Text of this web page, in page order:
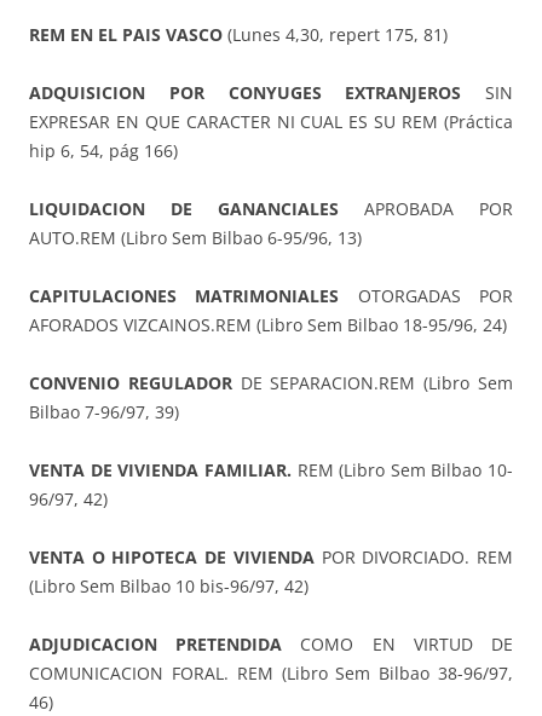
REM EN EL PAIS VASCO (Lunes 4,30, repert 175, 81)
ADQUISICION POR CONYUGES EXTRANJEROS SIN
EXPRESAR EN QUE CARACTER NI CUAL ES SU REM (Práctica
hip 6, 54, pág 166)
LIQUIDACION DE GANANCIALES APROBADA POR
AUTO.REM (Libro Sem Bilbao 6-95/96, 13)
CAPITULACIONES MATRIMONIALES OTORGADAS POR
AFORADOS VIZCAINOS.REM (Libro Sem Bilbao 18-95/96, 24)
CONVENIO REGULADORDE SEPARACION.REM (Libro Sem
Bilbao 7-96/97, 39)
VENTA DE VIVIENDA FAMILIAR. REM (Libro Sem Bilbao 10-
96/97, 42)
VENTA O HIPOTECA DE VIVIENDAPOR DIVORCIADO. REM
(Libro Sem Bilbao 10 bis-96/97, 42)
ADJUDICACION PRETENDIDA COMO EN VIRTUD DE
COMUNICACION FORAL. REM (Libro Sem Bilbao 38-96/97,
46)